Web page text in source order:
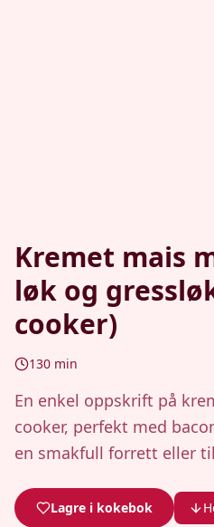
Kremet mais
løk og
cooker)
130 min
En enkel oppskrift på
cooker, perfekt med
en smakfull forrett eller
Lagre i kokebok